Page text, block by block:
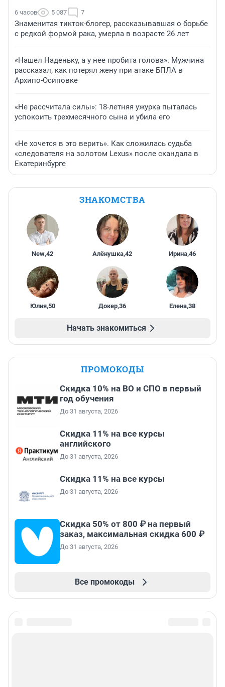
6 часов 5 087 7
Знаменитая тикток-блогер, рассказывавшая о борьбе
с редкой формой рака, умерла в возрасте 26 лет
«Нашел Наденьку, а у нее пробита голова». Мужчина
рассказал, как потерял жену при атаке БПЛА в
Архипо-Осиповке
«Не рассчитала силы»: 18-летняя ужурка пыталась
успокоить трехмесячного сына и убила его
«Не хочется в это верить». Как сложилась судьба
«следователя на золотом Lexus» после скандала в
Екатеринбурге
ЗНАКОМСТВА
New,42 Алёнушка,42 Ирина,46
Юлия,50 Докер,36 Елена,38
Начать знакомиться
ПРОМОКОДЫ
Скидка 10% на ВО и СПО в первый
год обучения
До 31 августа, 2026
Скидка 11% на все курсы
английского
До 31 августа, 2026
Скидка 11% на все курсы
До 31 августа, 2026
Скидка 50% от 800 ₽ на первый
заказ, максимальная скидка 600 ₽
До 31 августа, 2026
Все промокоды